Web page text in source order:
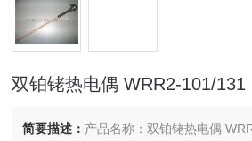
双铂铑热电偶 WRR2-101/131
简要描述： 产品名称：双铂铑热电偶